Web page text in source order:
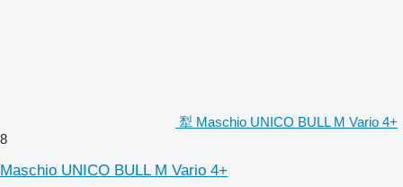
犁 Maschio UNICO BULL M Vario 4+
8
Maschio UNICO BULL M Vario 4+